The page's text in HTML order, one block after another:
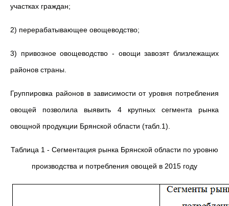
участках граждан;
2) перерабатывающее овощеводство;
3) привозное овощеводство - овощи завозят близлежащих
районов страны.
Группировка районов в зависимости от уровня потребления
овощей позволила выявить 4 крупных сегмента рынка
овощной продукции Брянской области (табл.1).
Таблица 1 - Сегментация рынка Брянской области по уровню
производства и потребления овощей в 2015 году